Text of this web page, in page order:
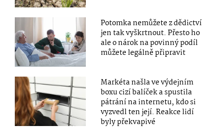
Potomka nemůžete z dědictví
jen tak vyškrtnout. Přesto ho
ale o nárok na povinný podíl
můžete legálně připravit
Markéta našla ve výdejním
boxu cizí balíček a spustila
pátrání na internetu, kdo si
vyzvedl ten její. Reakce lidí
byly překvapivé